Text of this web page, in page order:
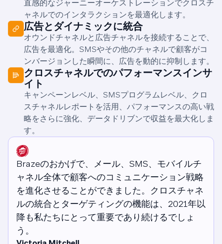
直感的なジャーニーオーケストレーションでクロスチ
ャネルでのインタラクションを最適化します。
広告とダイナミックに統合
オウンドチャネルと広告チャネルを接続することで、
広告を最適化。SMSやその他のチャネルで顧客がコ
ンバージョンした瞬間に、広告を動的に抑制します。
クロスチャネルでのパフォーマンスインサ
イト
キャンペーンレベル、SMSプログラムレベル、クロ
スチャネルレポートを活用、パフォーマンスの高い戦
略をさらに強化、データドリブンで収益を最大化しま
す。
Brazeのおかげで、メール、SMS、モバイルチ
ャネル全体で顧客へのコミュニケーション戦略
を進化させることができました。クロスチャネ
ルの統合とターゲティングの機能は、2021年以
降も私たちにとって重要であり続けるでしょ
う。